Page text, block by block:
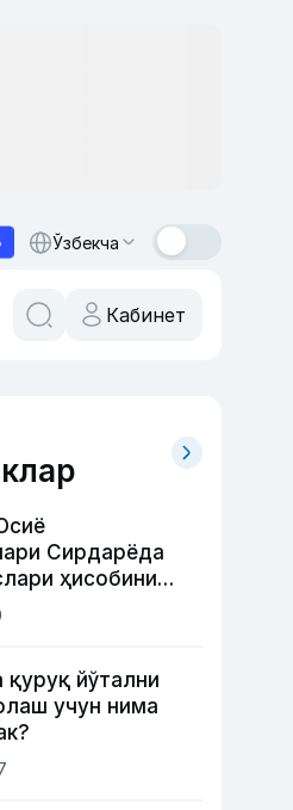
Ўзбекча
Кабинет
Сирдарёда
ҳисобини
режасини
маъқуллади
йўтални
учун нима